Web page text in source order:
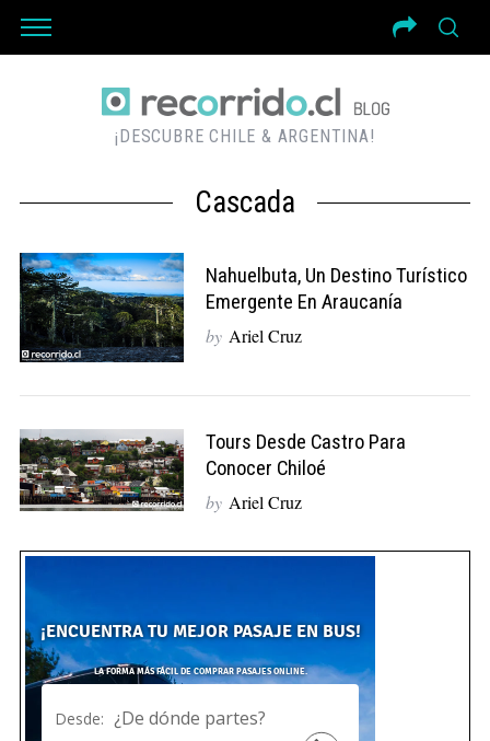
¡DESCUBRE CHILE & ARGENTINA!
Cascada
Nahuelbuta, Un Destino Turístico
Emergente En Araucanía
by Ariel Cruz
Tours Desde Castro Para
Conocer Chiloé
by Ariel Cruz